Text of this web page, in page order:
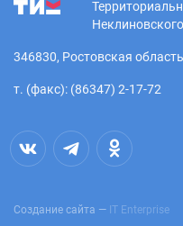
346830, Ростовская
т. (факс): (86347) 2-17-72
Создание сайта — IT Enterprise